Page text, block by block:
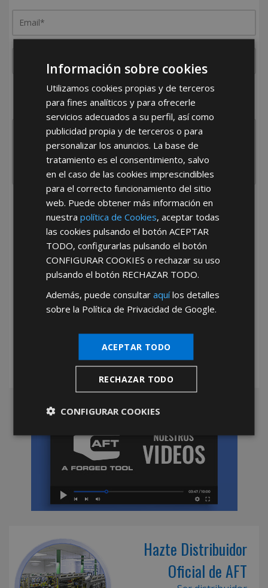
¿De dónde es la empresa?
España
Portugal Otros
He leído y acepto laPolítica de Privacidad
*Abstenerse particulares, sólo venta a tiendas y empresas minoristas y
Hazte Distribuidor
Oficial de AFT
Información sobre cookies
Utilizamos cookies propias y de terceros
para fines analíticos y para ofrecerle
servicios adecuados a su perfil, así como
publicidad propia y de terceros o para
personalizar los anuncios. La base de
tratamiento es el consentimiento, salvo
en el caso de las cookies imprescindibles
para el correcto funcionamiento del sitio
web. Puede obtener más información en
nuestrapolítica de Cookies, aceptar todas
las cookies pulsando el botónACEPTAR
TODO, configurarlas pulsando el botón
CONFIGURAR COOKIES o rechazar su uso
pulsando el botón RECHAZAR TODO.
Además, puede consultaraquílos detalles
sobre la Política de Privacidad de Google.
ACEPTAR TODO
RECHAZAR TODO
CONFIGURAR COOKIES